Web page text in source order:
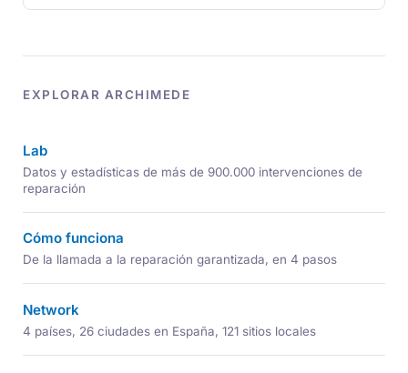
EXPLORAR ARCHIMEDE
Lab
Datos y estadísticas de más de 900.000 intervenciones de
reparación
Cómo funciona
De la llamada a la reparación garantizada, en 4 pasos
Network
4 países, 26 ciudades en España, 121 sitios locales